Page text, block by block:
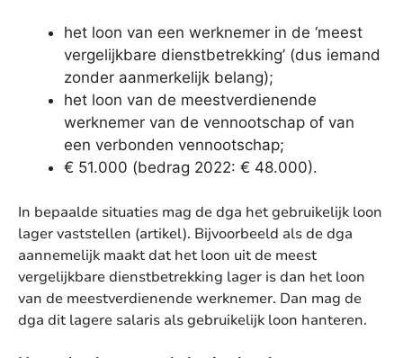
het loon van een werknemer in de ‘meest
vergelijkbare dienstbetrekking’ (dus iemand
zonder aanmerkelijk belang);
het loon van de meestverdienende
werknemer van de vennootschap of van
een verbonden vennootschap;
€ 51.000 (bedrag 2022: € 48.000).
In bepaalde situaties mag de dga het gebruikelijk loon
lager vaststellen (artikel). Bijvoorbeeld als de dga
aannemelijk maakt dat het loon uit de meest
vergelijkbare dienstbetrekking lager is dan het loon
van de meestverdienende werknemer. Dan mag de
dga dit lagere salaris als gebruikelijk loon hanteren.